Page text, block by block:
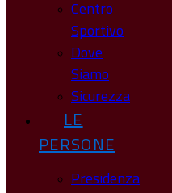
Centro
Sportivo
Dove
Siamo
Sicurezza
LE
PERSONE
Presidenza